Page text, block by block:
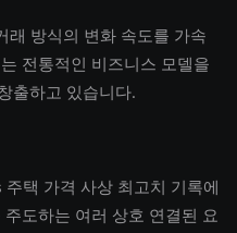
래 방식의 변화 속도를 가속
전통적인 비즈니스 모델을
출하고 있습니다.
택 가격 사상 최고치 기록에
도하는 여러 상호 연결된 요